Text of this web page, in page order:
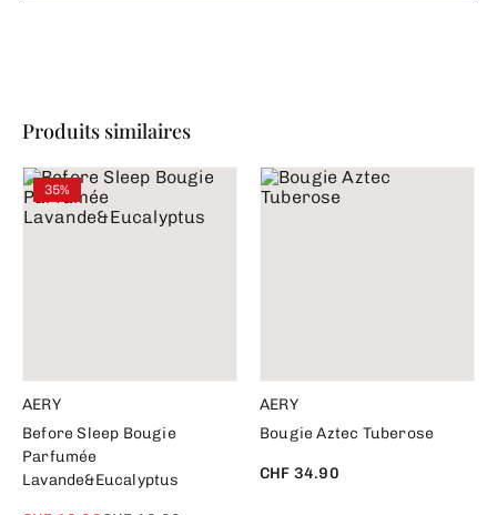
Produits similaires
35%
AERY
Before Sleep Bougie
Parfumée
Lavande&Eucalyptus
AERY
Bougie Aztec Tuberose
CHF 34.90